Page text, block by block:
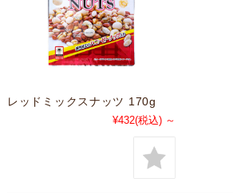
レッドミックスナッツ 170g
¥432(税込) ～